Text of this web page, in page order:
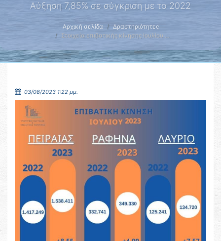
Αύξηση 7,85% σε σύγκριση με το 2022
Αρχική σελίδα
Δραστηριότητες
Στοιχεία επιβατικής κίνησης Ιουλίου …
03/08/2023 1:22 μμ.